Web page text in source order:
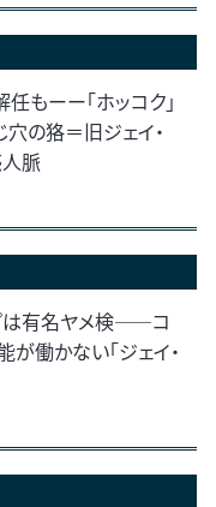
もーー「ホッコク」
の狢＝旧ジェイ・
脈
は有名ヤメ検――コ
が働かない「ジェイ・